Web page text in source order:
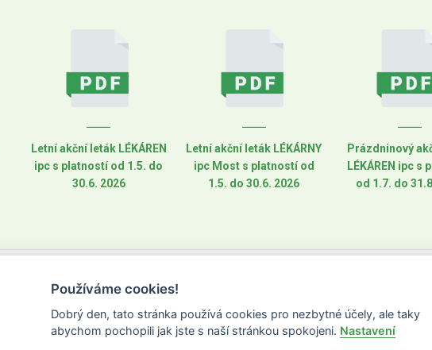
Letní akční leták LÉKÁREN
ipc s platností od 1.5. do
30.6. 2026
Letní akční leták LÉKÁRNY
ipc Most s platností od
1.5. do 30.6. 2026
Prázdninový
LÉKÁREN ipc s
od 1.7. do
Používáme cookies!
Dobrý den, tato stránka používá cookies pro nezbytné účely, ale taky
abychom pochopili jak jste s naší stránkou spokojeni. Nastavení